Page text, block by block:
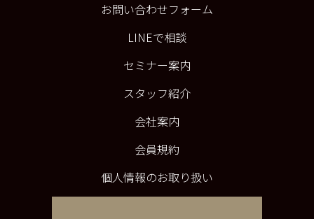
お問い合わせフォーム
LINEで相談
セミナー案内
スタッフ紹介
会社案内
会員規約
個人情報のお取り扱い